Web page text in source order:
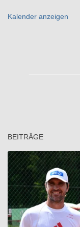
Kalender anzeigen
BEITRÄGE